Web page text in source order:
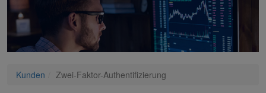
Kunden Zwei-Faktor-Authentifizierung